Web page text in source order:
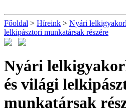
Főoldal > Híreink > Nyári
lelkipásztori munkatársak részére
Nyári
és világi
munkatársak